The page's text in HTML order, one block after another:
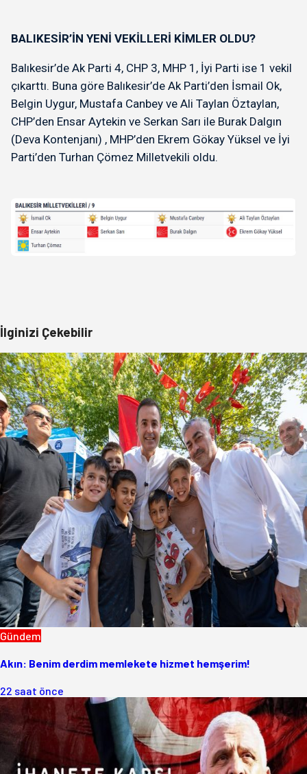
BALIKESİR’İN YENİ VEKİLLERİ KİMLER OLDU?
Balıkesir’de Ak Parti 4, CHP 3, MHP 1, İyi Parti ise 1 vekil
çıkarttı. Buna göre Balıkesir’de Ak Parti’den İsmail Ok,
Belgin Uygur, Mustafa Canbey ve Ali Taylan Öztaylan,
CHP’den Ensar Aytekin ve Serkan Sarı ile Burak Dalgın
(Deva Kontenjanı) , MHP’den Ekrem Gökay Yüksel ve İyi
Parti’den Turhan Çömez Milletvekili oldu.
İlginizi Çekebilir
Gündem
Akın: Benim derdim memlekete hizmet hemşerim!
22 saat önce